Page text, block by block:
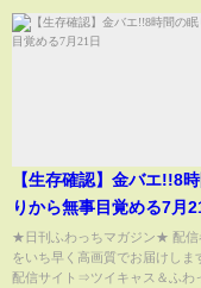
【生存確認】金バエ!!8
りから無事目覚める7月
★日刊ふわっちマガジン★ 配信
をいち早く高画質でお届けしま
配信サイト⇒ツイキャス＆ふわ